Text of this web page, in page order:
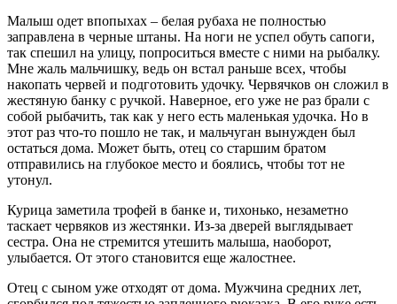
Малыш одет впопыхах – белая рубаха не полностью
заправлена в черные штаны. На ноги не успел обуть сапоги,
так спешил на улицу, попроситься вместе с ними на рыбалку.
Мне жаль мальчишку, ведь он встал раньше всех, чтобы
накопать червей и подготовить удочку. Червячков он сложил в
жестяную банку с ручкой. Наверное, его уже не раз брали с
собой рыбачить, так как у него есть маленькая удочка. Но в
этот раз что-то пошло не так, и мальчуган вынужден был
остаться дома. Может быть, отец со старшим братом
отправились на глубокое место и боялись, чтобы тот не
утонул.
Курица заметила трофей в банке и, тихонько, незаметно
таскает червяков из жестянки. Из-за дверей выглядывает
сестра. Она не стремится утешить малыша, наоборот,
улыбается. От этого становится еще жалостнее.
Отец с сыном уже отходят от дома. Мужчина средних лет,